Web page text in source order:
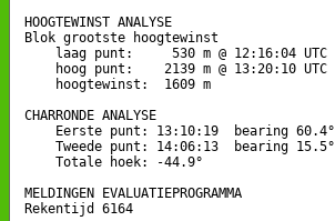
HOOGTEWINST ANALYSE
Blok grootste hoogtewinst
    laag punt:     530 m @ 12:16:04 UTC
    hoog punt:    2139 m @ 13:20:10 UTC
    hoogtewinst:  1609 m
CHARRONDE ANALYSE
    Eerste punt: 13:10:19  bearing 60.4°
    Tweede punt: 14:06:13  bearing 15.5°
    Totale hoek: -44.9°
MELDINGEN EVALUATIEPROGRAMMA
Rekentijd 6164